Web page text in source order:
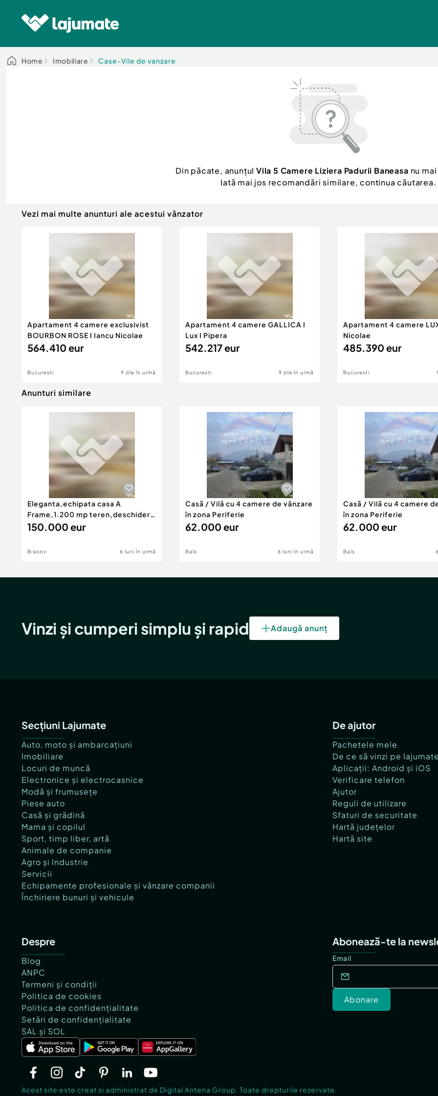
Home Imobiliare Case-Vile de vanzare
Din păcate, anunțulVila 5 Camere Liziera Padurii Baneasa nu
Iată mai jos recomandări similare, continua căutarea.
Vezi mai multe anunturi ale acestui vânzator
Apartament 4 camere exclusivist
BOURBON ROSE I Iancu Nicolae
564.410 eur
Bucuresti 9 zile în urmă
Apartament 4 camere GALLICA I
Lux I Pipera
542.217 eur
Bucuresti 9 zile în urmă
Apartament 4 camere
Nicolae
485.390 eur
Bucuresti
Anunturi similare
Eleganta,echipata casa A
Frame,1.200 mp teren,deschidere
Pia
150.000 eur
Brasov 6 luni în urmă
Casă / Vilă cu 4 camere de vânzare
în zona Periferie
62.000 eur
Bals 6 luni în urmă
Casă / Vilă cu 4 camere
în zona Periferie
62.000 eur
Bals
Vinzi și cumperi simplu și rapid Adaugă anunț
Secțiuni Lajumate
Auto, moto și ambarcațiuni
Imobiliare
Locuri de muncă
Electronice și electrocasnice
Modă și frumusețe
Piese auto
Casă și grădină
Mama și copilul
Sport, timp liber, artă
Animale de companie
Agro și Industrie
Servicii
Echipamente profesionale și vânzare companii
Închiriere bunuri și vehicule
De ajutor
Pachetele mele
De ce să vinzi pe
Aplicații: Android și iOS
Verificare telefon
Ajutor
Reguli de utilizare
Sfaturi de securitate
Hartă județelor
Hartă site
Despre
Blog
ANPC
Termeni și condiții
Politica de cookies
Politica de confidențialitate
Setări de confidențialitate
SAL și SOL
Abonează-te la
Email
Abonare
Acest site este creat si administrat de Digital Antena Group. Toate drepturile rezervate.